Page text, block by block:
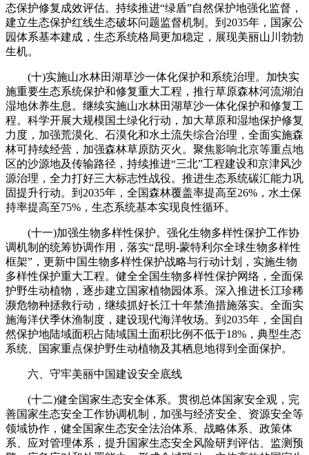
态保护修复成效评估。持续推进“绿盾”自然保护地强化监督，
建立生态保护红线生态破坏问题监督机制。到2035年，国家公
园体系基本建成，生态系统格局更加稳定，展现美丽山川勃勃
生机。
(十)实施山水林田湖草沙一体化保护和系统治理。加快实
施重要生态系统保护和修复重大工程，推行草原森林河流湖泊
湿地休养生息。继续实施山水林田湖草沙一体化保护和修复工
程。科学开展大规模国土绿化行动，加大草原和湿地保护修复
力度，加强荒漠化、石漠化和水土流失综合治理，全面实施森
林可持续经营，加强森林草原防灭火。聚焦影响北京等重点地
区的沙源地及传输路径，持续推进“三北”工程建设和京津风沙
源治理，全力打好三大标志性战役。推进生态系统碳汇能力巩
固提升行动。到2035年，全国森林覆盖率提高至26%，水土保
持率提高至75%，生态系统基本实现良性循环。
(十一)加强生物多样性保护。强化生物多样性保护工作协
调机制的统筹协调作用，落实“昆明-蒙特利尔全球生物多样性
框架”，更新中国生物多样性保护战略与行动计划，实施生物
多样性保护重大工程。健全全国生物多样性保护网络，全面保
护野生动植物，逐步建立国家植物园体系。深入推进长江珍稀
濒危物种拯救行动，继续抓好长江十年禁渔措施落实。全面实
施海洋伏季休渔制度，建设现代海洋牧场。到2035年，全国自
然保护地陆域面积占陆域国土面积比例不低于18%，典型生态
系统、国家重点保护野生动植物及其栖息地得到全面保护。
六、守牢美丽中国建设安全底线
(十二)健全国家生态安全体系。贯彻总体国家安全观，完
善国家生态安全工作协调机制，加强与经济安全、资源安全等
领域协作，健全国家生态安全法治体系、战略体系、政策体
系、应对管理体系，提升国家生态安全风险研判评估、监测预